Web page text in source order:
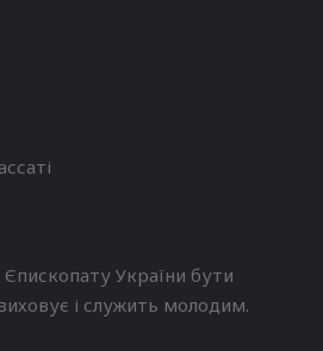
Єпископату України бути
і служить молодим.